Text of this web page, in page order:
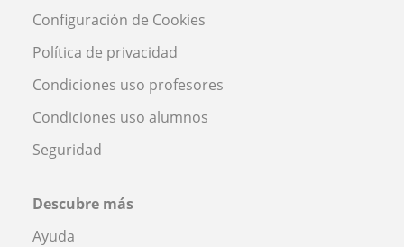
Configuración de Cookies
Política de privacidad
Condiciones uso profesores
Condiciones uso alumnos
Seguridad
Descubre más
Ayuda